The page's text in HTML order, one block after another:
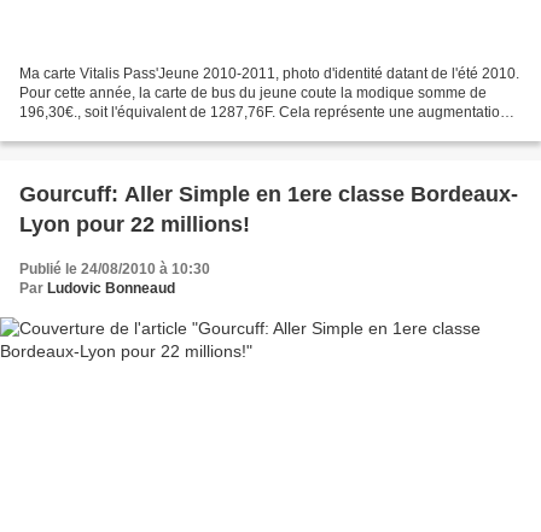
Ma carte Vitalis Pass'Jeune 2010-2011, photo d'identité datant de l'été 2010.
Pour cette année, la carte de bus du jeune coute la modique somme de
196,30€., soit l'équivalent de 1287,76F. Cela représente une augmentation
Gourcuff: Aller Simple en 1ere classe Bordeaux-
Lyon pour 22 millions!
Publié le 24/08/2010 à 10:30
Par Ludovic Bonneaud